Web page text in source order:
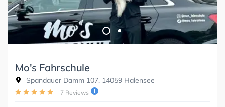
Mo's Fahrschule
Spandauer Damm 107, 14059 Halensee
7 Reviews